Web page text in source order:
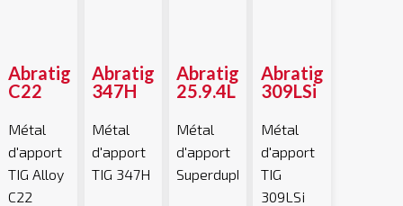
Abratig
C22
Métal
d'apport
TIG Alloy
C22
Abratig
347H
Métal
d'apport
TIG 347H
Abratig
25.9.4L
Métal
d'apport
Superduplex
Abratig
309LSi
Métal
d'apport
TIG
309LSi